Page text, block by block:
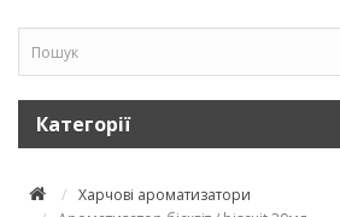
Категорії
Харчові ароматизатори